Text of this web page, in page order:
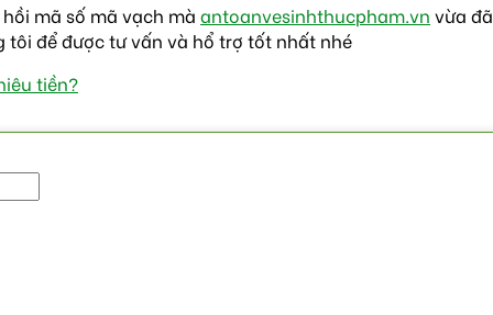
mã số mã vạch mà antoanvesinhthucpham.vn vừa
tôi để được tư vấn và hổ trợ tốt nhất nhé
tiền?